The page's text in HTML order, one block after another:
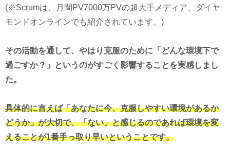
(※Scrumは、月間PV7000万PVの超大手メディア、ダイヤ
モンドオンラインでも紹介されています。)
その活動を通して、やはり克服のために「どんな環境下で
過ごすか？」というのがすごく影響することを実感しまし
た。
具体的に言えば「あなたに今、克服しやすい環境があるか
どうか」が大切で、「ない」と感じるのであれば環境を変
えることが1番手っ取り早いということです。